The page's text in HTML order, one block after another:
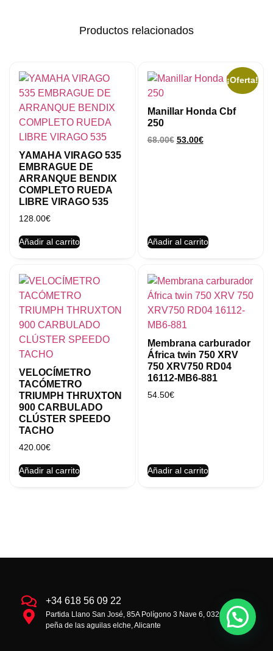
Productos relacionados
YAMAHA VIRAGO 535
EMBRAGUE DE
ARRANQUE BENDIX
COMPLETO RUEDA
LIBRE VIRAGO 535
128.00€
Añadir al carrito
¡Oferta!
Manillar Honda Cbf
250
68.00€ 53.00€
Añadir al carrito
VELOCÍMETRO
TACÓMETRO
TRIUMPH THRUXTON
900 CARBULADO
CLÚSTER SPEEDO
TACHO
420.00€
Añadir al carrito
Membrana carburador
África twin 750 XRV
750 XRV750 RD04
16112-MB6-881
54.50€
Añadir al carrito
+34 618 56 09 22
Partida Llano San José, 85A Polígono 3 Nave 6, 03293 la
peña de las aguilas elche, Alicante